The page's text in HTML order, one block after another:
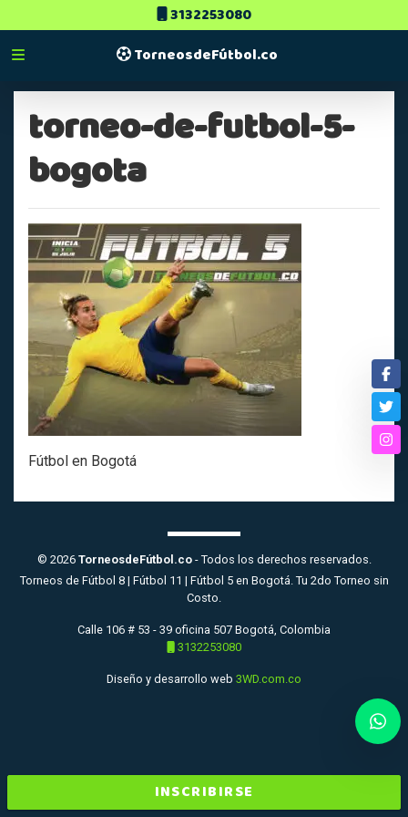
3132253080
TorneosdeFútbol.co
torneo-de-futbol-5-
bogota
Fútbol en Bogotá
INSCRIBIRSE
© 2026 TorneosdeFútbol.co- Todos los derechos reservados.
Torneos de Fútbol 8 | Fútbol 11 | Fútbol 5 en Bogotá. Tu 2do Torneo sin
Costo.
Calle 106 # 53 - 39 oficina 507 Bogotá, Colombia
3132253080
Diseño y desarrollo web 3WD.com.co